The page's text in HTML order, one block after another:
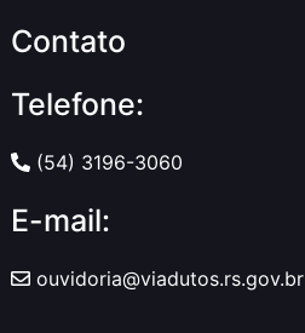
Contato
Telefone:
(54) 3196-3060
E-mail:
ouvidoria@viadutos.rs.gov.br